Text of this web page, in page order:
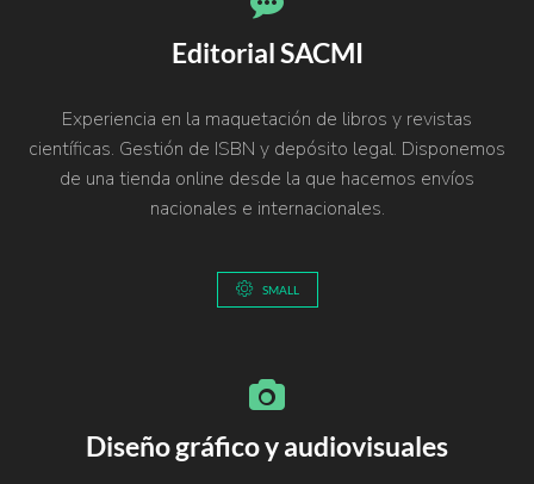
Editorial SACMI
Experiencia en la maquetación de libros y revistas
científicas. Gestión de ISBN y depósito legal. Disponemos
de una tienda online desde la que hacemos envíos
nacionales e internacionales.
SMALL
Diseño gráfico y audiovisuales